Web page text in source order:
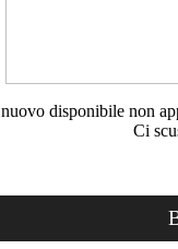
disponibile non
Ci